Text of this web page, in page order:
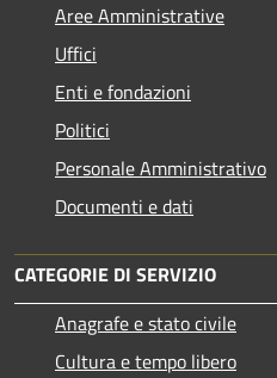
Aree Amministrative
Uffici
Enti e fondazioni
Politici
Personale Amministrativo
Documenti e dati
CATEGORIE DI SERVIZIO
Anagrafe e stato civile
Cultura e tempo libero